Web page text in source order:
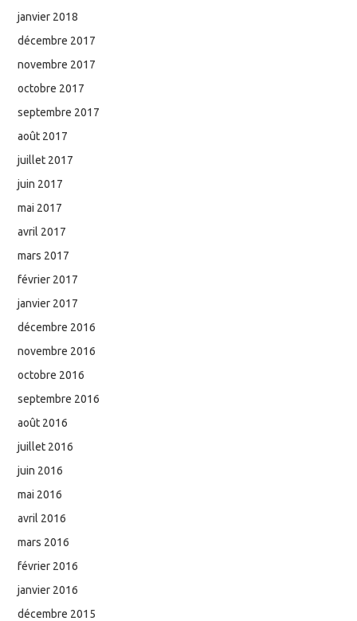
janvier 2018
décembre 2017
novembre 2017
octobre 2017
septembre 2017
août 2017
juillet 2017
juin 2017
mai 2017
avril 2017
mars 2017
février 2017
janvier 2017
décembre 2016
novembre 2016
octobre 2016
septembre 2016
août 2016
juillet 2016
juin 2016
mai 2016
avril 2016
mars 2016
février 2016
janvier 2016
décembre 2015